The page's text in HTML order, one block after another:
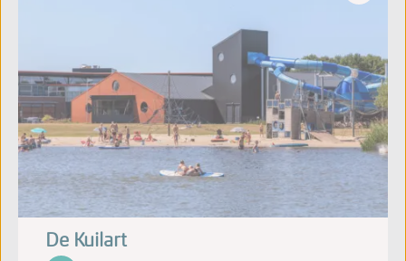
De Kuilart